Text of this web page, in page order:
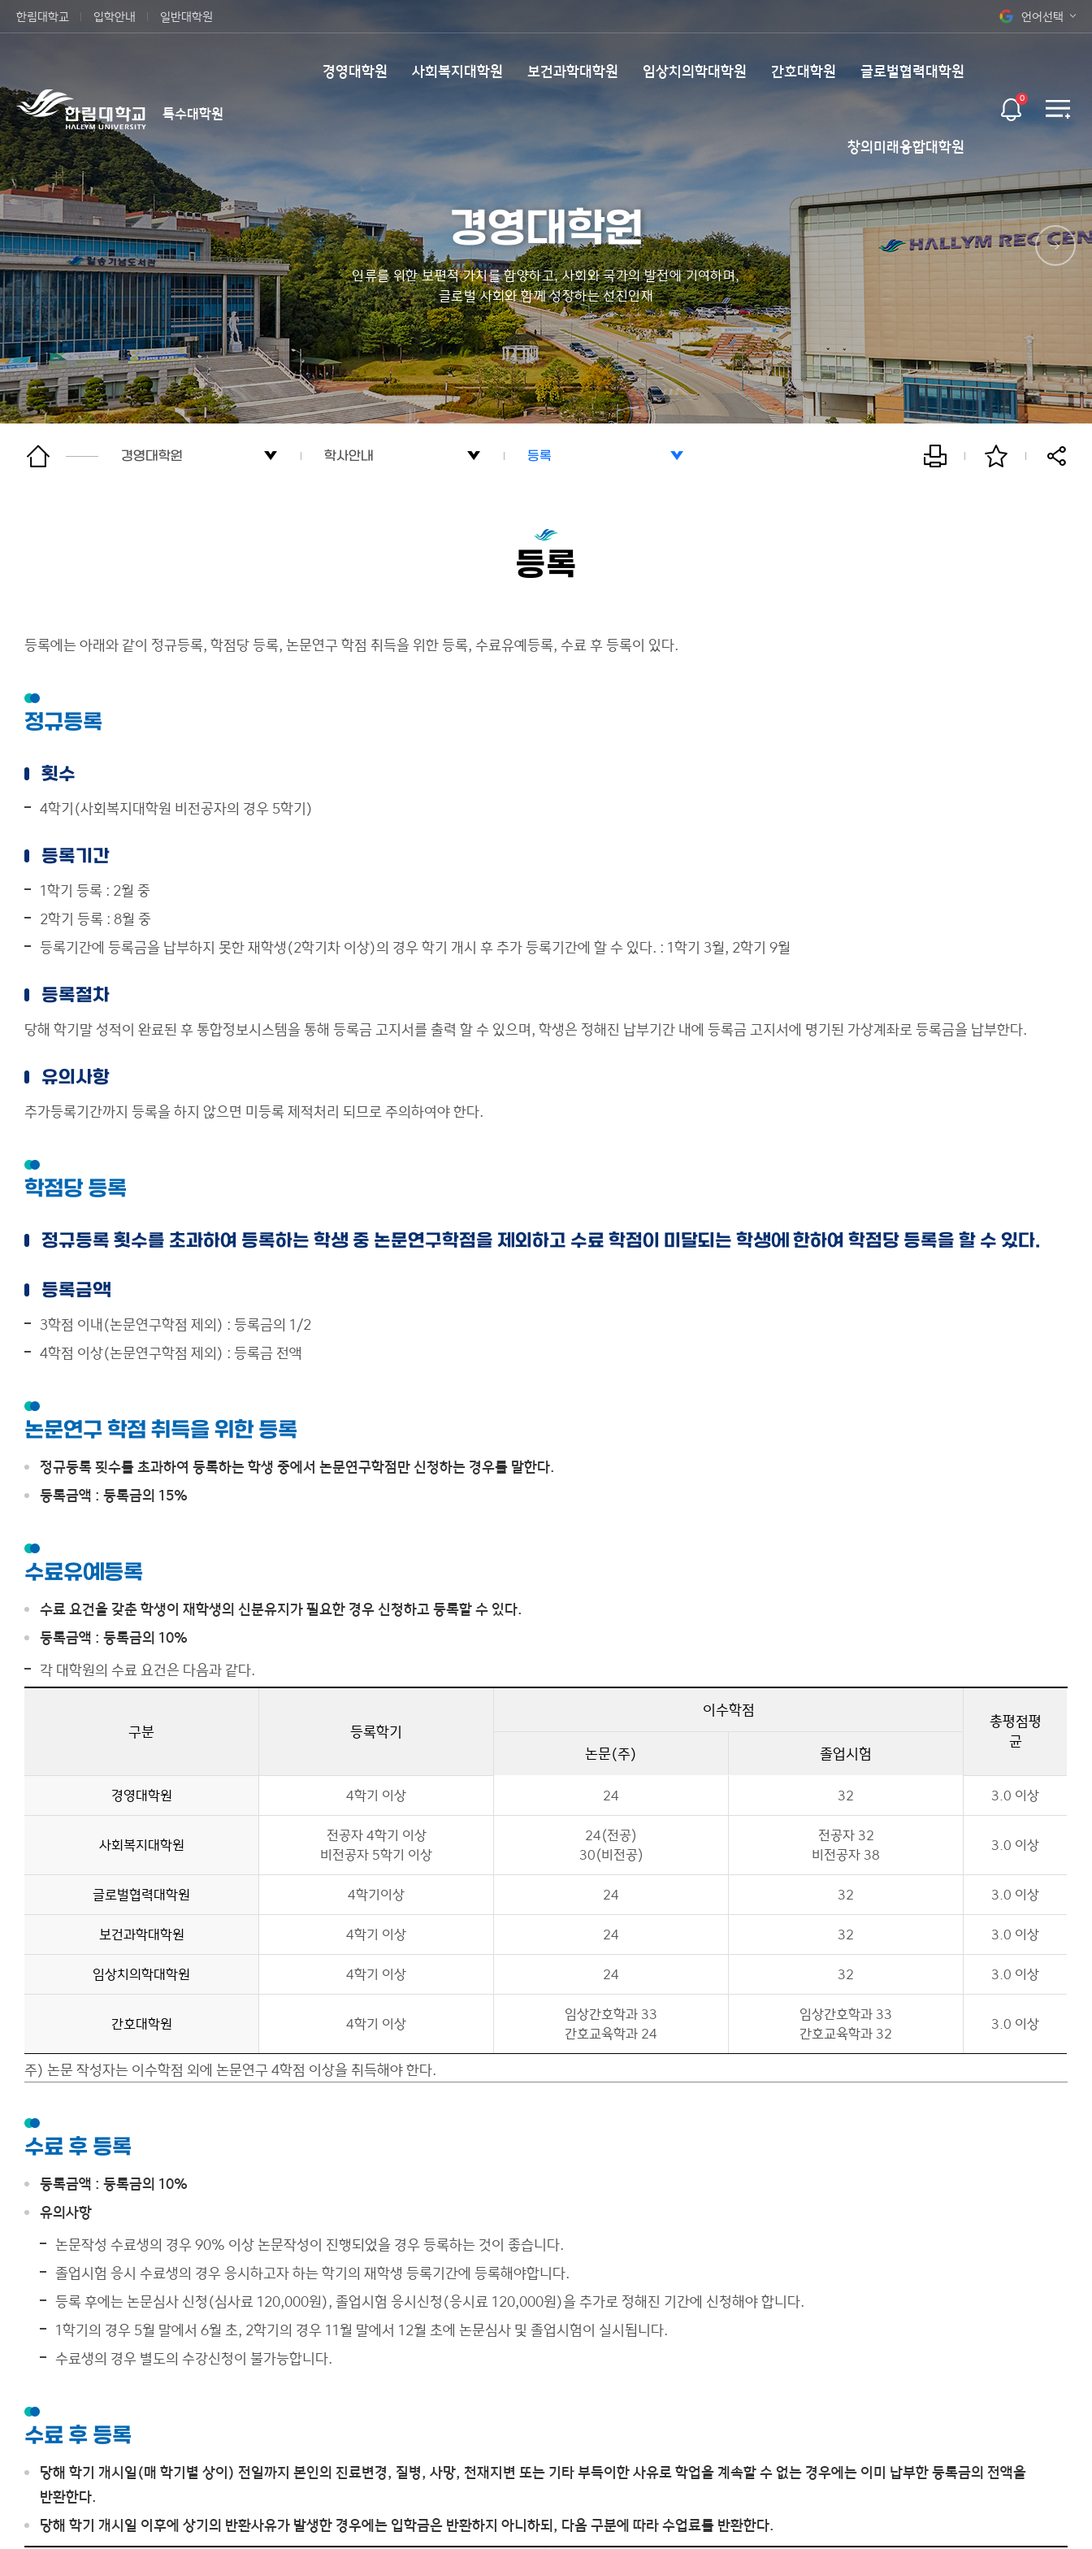
오늘 하루 보지 않기
한림대학교 입학안내 일반대학원 언어선택
특수대학원
경영대학원 사회복지대학원 보건과학대학원 임상치의학대학원 간호대학원 글로벌협력대학원
창의미래융합대학원
0
경영대학원
인류를 위한 보편적 가치를 함양하고, 사회와 국가의 발전에 기여하며,
글로벌 사회와 함께 성장하는 선진인재
경영대학원 학사안내 등록
교과과정
등록
등록에는 아래와 같이 정규등록, 학점당 등록, 논문연구 학점 취득을 위한 등록, 수료유예등록, 수료 후 등록이 있다.
정규등록
횟수
4학기(사회복지대학원 비전공자의 경우 5학기)
등록기간
1학기 등록 : 2월 중
2학기 등록 : 8월 중
등록기간에 등록금을 납부하지 못한 재학생(2학기차 이상)의 경우 학기 개시 후 추가 등록기간에 할 수 있다. : 1학기 3월, 2학기 9월
등록절차
당해 학기말 성적이 완료된 후 통합정보시스템을 통해 등록금 고지서를 출력 할 수 있으며, 학생은 정해진 납부기간 내에 등록금 고지서에 명기된 가상계좌로 등록금을 납부한다.
유의사항
추가등록기간까지 등록을 하지 않으면 미등록 제적처리 되므로 주의하여야 한다.
학점당 등록
정규등록 횟수를 초과하여 등록하는 학생 중 논문연구학점을 제외하고 수료 학점이 미달되는 학생에 한하여 학점당 등록을 할 수 있다.
등록금액
3학점 이내(논문연구학점 제외) : 등록금의 1/2
4학점 이상(논문연구학점 제외) : 등록금 전액
논문연구 학점 취득을 위한 등록
정규등록 횟수를 초과하여 등록하는 학생 중에서 논문연구학점만 신청하는 경우를 말한다.
등록금액 : 등록금의 15%
수료유예등록
수료 요건을 갖춘 학생이 재학생의 신분유지가 필요한 경우 신청하고 등록할 수 있다.
등록금액 : 등록금의 10%
각 대학원의 수료 요건은 다음과 같다.
구분 등록학기
이수학점
총평점평
균
논문(주) 졸업시험
경영대학원 4학기 이상 24 32 3.0 이상
사회복지대학원
전공자 4학기 이상
비전공자 5학기 이상
24(전공)
30(비전공)
전공자 32
비전공자 38
3.0 이상
글로벌협력대학원 4학기이상 24 32 3.0 이상
보건과학대학원 4학기 이상 24 32 3.0 이상
임상치의학대학원 4학기 이상 24 32 3.0 이상
간호대학원 4학기 이상
임상간호학과 33
간호교육학과 24
임상간호학과 33
간호교육학과 32
3.0 이상
주) 논문 작성자는 이수학점 외에 논문연구 4학점 이상을 취득해야 한다.
수료 후 등록
등록금액 : 등록금의 10%
유의사항
논문작성 수료생의 경우 90% 이상 논문작성이 진행되었을 경우 등록하는 것이 좋습니다.
졸업시험 응시 수료생의 경우 응시하고자 하는 학기의 재학생 등록기간에 등록해야합니다.
등록 후에는 논문심사 신청(심사료 120,000원), 졸업시험 응시신청(응시료 120,000원)을 추가로 정해진 기간에 신청해야 합니다.
1학기의 경우 5월 말에서 6월 초, 2학기의 경우 11월 말에서 12월 초에 논문심사 및 졸업시험이 실시됩니다.
수료생의 경우 별도의 수강신청이 불가능합니다.
수료 후 등록
당해 학기 개시일(매 학기별 상이) 전일까지 본인의 진료변경, 질병, 사망, 천재지변 또는 기타 부득이한 사유로 학업을 계속할 수 없는 경우에는 이미 납부한 등록금의 전액을
반환한다.
당해 학기 개시일 이후에 상기의 반환사유가 발생한 경우에는 입학금은 반환하지 아니하되, 다음 구분에 따라 수업료를 반환한다.